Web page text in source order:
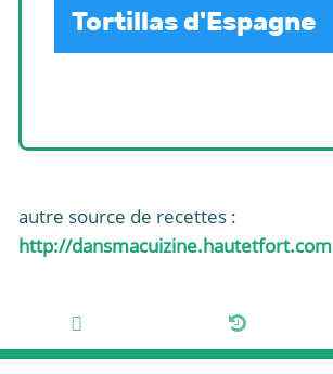
Tortillas d'Espagne
autre source de recettes :
http://dansmacuizine.hautetfort.com